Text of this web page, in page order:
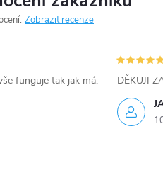
Zobrazit recenze
funguje tak jak má,
DĚKUJI